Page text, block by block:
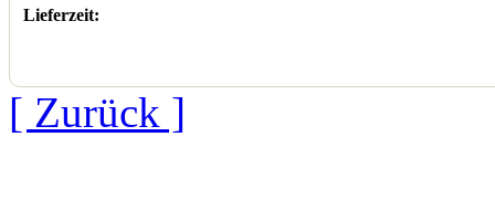
Lieferzeit:
[ Zurück ]